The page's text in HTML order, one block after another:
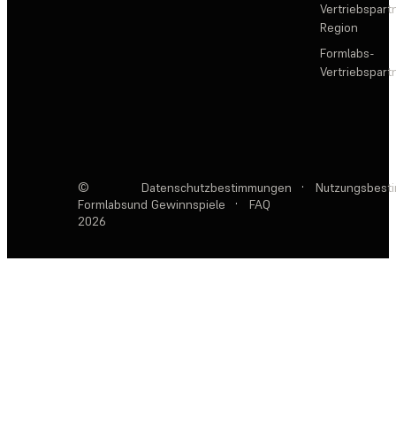
Region
Formlabs-
©
Formlabs
2026
Datenschutzbestimmungen ·
und Gewinnspiele
· FAQ